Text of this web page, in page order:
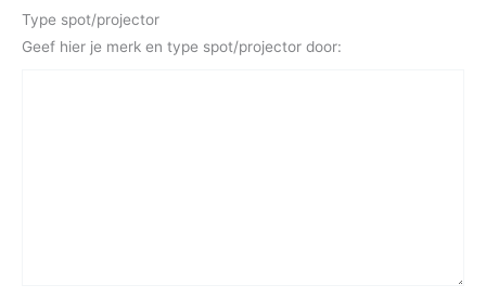
Type spot/projector
Geef hier je merk en type spot/projector door: